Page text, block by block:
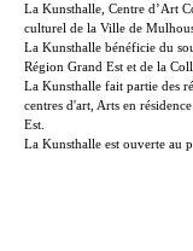
La Kunsthalle, Centre d’Art
culturel de la Ville de
La Kunsthalle bénéficie du
Région Grand Est et de la
La Kunsthalle fait partie des
centres d'art, Arts en
Est.
La Kunsthalle est ouverte au